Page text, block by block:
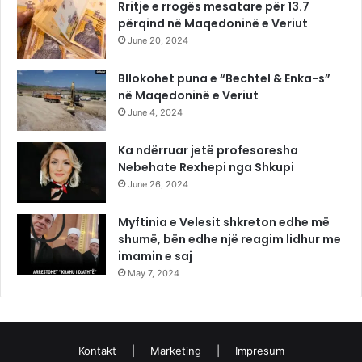
Rritje e rrogës mesatare për 13.7
përqind në Maqedoninë e Veriut
June 20, 2024
Bllokohet puna e “Bechtel & Enka-s”
në Maqedoninë e Veriut
June 4, 2024
Ka ndërruar jetë profesoresha
Nebehate Rexhepi nga Shkupi
June 26, 2024
Myftinia e Velesit shkreton edhe më
shumë, bën edhe një reagim lidhur me
imamin e saj
May 7, 2024
Kontakt Marketing Impresum